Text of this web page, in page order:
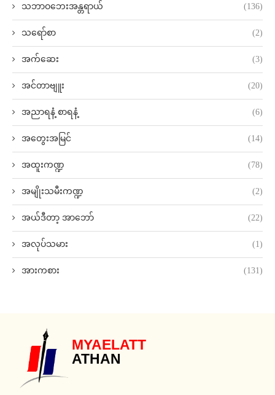
သဘာဝဘေးအန္တရာယ် (136)
သရော်စာ (2)
အက်ဆေး (3)
အင်တာဗျူး (20)
အညာရနံ့ စာရနံ့ (6)
အတွေးအမြင် (14)
အထူးကဏ္ဍ (78)
အမျိုးသမီးကဏ္ဍ (2)
အယ်ဒီတာ့ အာဘော် (22)
အလုပ်သမား (1)
အားကစား (131)
MYAELATT
ATHAN